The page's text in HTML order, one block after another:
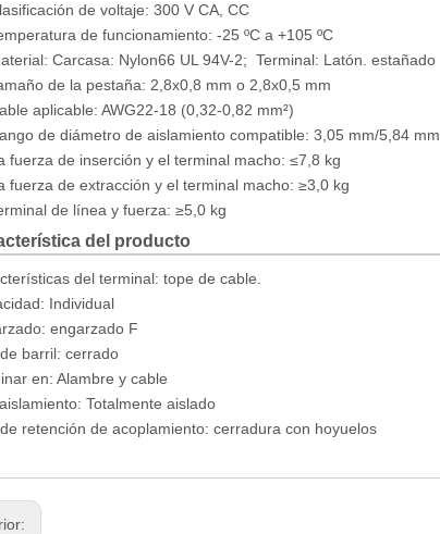
de voltaje: 300 V CA, CC
de funcionamiento: -25 ºC a +105 ºC
Carcasa: Nylon66 UL 94V-2; Terminal: Latón. estañado
de la pestaña: 2,8x0,8 mm o 2,8x0,5 mm
aplicable: AWG22-18 (0,32-0,82 mm²)
de diámetro de aislamiento compatible: 3,05 mm/5,84 mm
fuerza de inserción y el terminal macho: ≤7,8 kg
fuerza de extracción y el terminal macho: ≥3,0 kg
de línea y fuerza: ≥5,0 kg
del producto
del terminal: tope de cable.
Individual
engarzado F
barril: cerrado
en: Alambre y cable
Totalmente aislado
retención de acoplamiento: cerradura con hoyuelos